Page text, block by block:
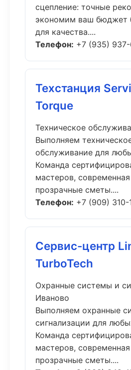
сцепление: точные
экономим ваш бюджет
для качества....
Телефон: +7 (935)
Техстанция
Torque
Техническое
Выполняем
обслуживание для
Команда
мастеров,
прозрачные сметы....
Телефон: +7 (909) 310-
Сервис-центр
TurboTech
Охранные системы и
Иваново
Выполняем охранные
сигнализации для
Команда
мастеров,
прозрачные сметы....